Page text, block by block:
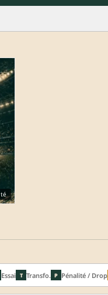
Essai T Transfo. P Pénalité / Drop